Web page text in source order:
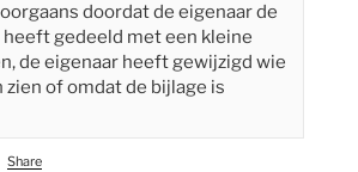
doordat de eigenaar de
heeft gedeeld met een kleine
de eigenaar heeft gewijzigd wie
zien of omdat de bijlage is
Share